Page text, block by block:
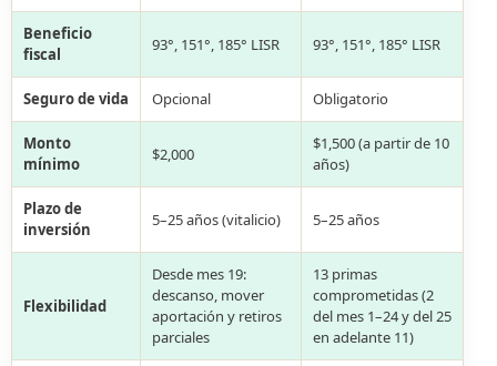
Beneficio
fiscal
93°, 151°, 185° LISR 93°, 151°, 185° LISR
Seguro de vida Opcional Obligatorio
Monto
mínimo
$2,000
$1,500 (a partir de 10
años)
Plazo de
inversión
5–25 años (vitalicio) 5–25 años
Flexibilidad
Desde mes 19:
descanso, mover
aportación y retiros
parciales
13 primas
comprometidas (2
del mes 1–24 y del 25
en adelante 11)